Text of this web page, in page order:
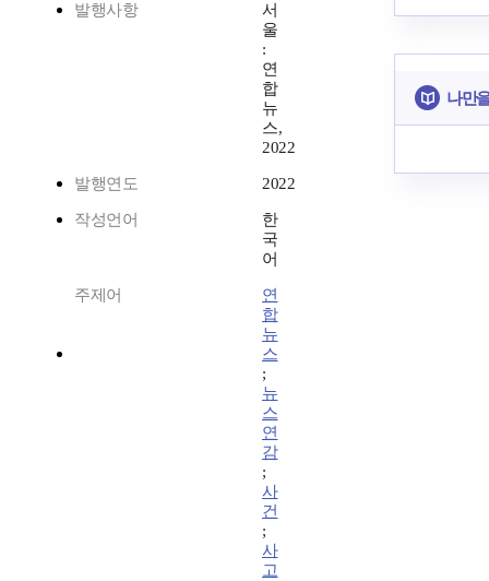
발행사항
서
울
:
연
합
뉴
스,
2022
발행연도 2022
작성언어
한
국
어
주제어
연
합
뉴
스
;
뉴
스
연
감
;
사
건
;
사
고
나만